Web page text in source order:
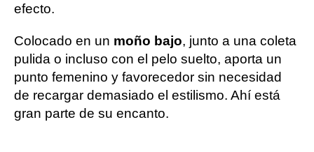
efecto.
Colocado en un moño bajo, junto a una coleta
pulida o incluso con el pelo suelto, aporta un
punto femenino y favorecedor sin necesidad
de recargar demasiado el estilismo. Ahí está
gran parte de su encanto.